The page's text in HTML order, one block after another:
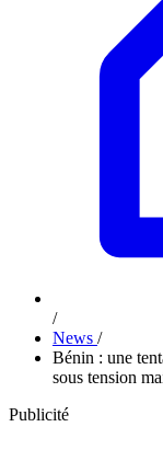
/
News /
Bénin : une
sous tension
Publicité